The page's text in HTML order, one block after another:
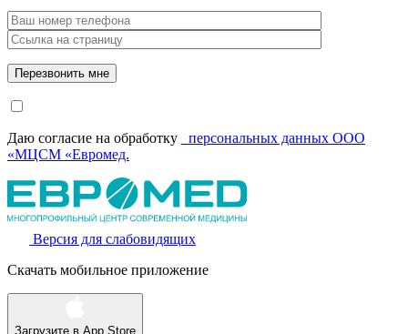
Даю согласие на обработку
персональных данных ООО
«МЦСМ «Евромед.
Версия для слабовидящих
Скачать мобильное приложение
Загрузите в App Store